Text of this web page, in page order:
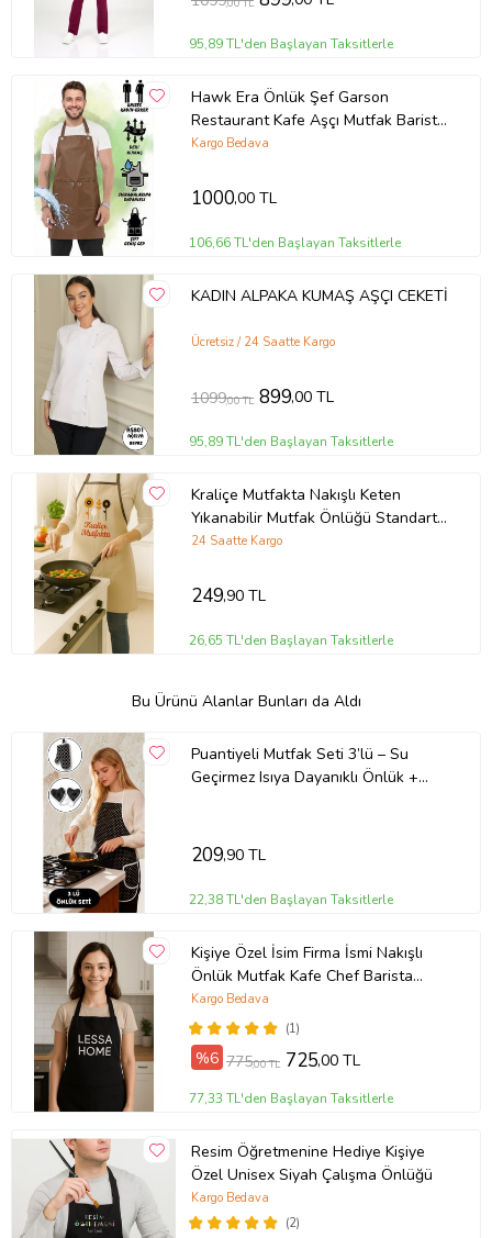
95,89 TL'den Başlayan Taksitlerle
Hawk Era Önlük Şef Garson
Restaurant Kafe Aşçı Mutfak Barista
Kuaför Deri iş Önlüğü İki Cepli
Kargo Bedava
1000,00 TL
106,66 TL'den Başlayan Taksitlerle
KADIN ALPAKA KUMAŞ AŞÇI CEKETİ
Ücretsiz / 24 Saatte Kargo
1099,00 TL 899,00 TL
95,89 TL'den Başlayan Taksitlerle
Kraliçe Mutfakta Nakışlı Keten
Yıkanabilir Mutfak Önlüğü Standart
Beden 1 Adet 50x70 cm (Çok Renkli)
24 Saatte Kargo
249,90 TL
26,65 TL'den Başlayan Taksitlerle
Bu Ürünü Alanlar Bunları da Aldı
Puantiyeli Mutfak Seti 3’lü – Su
Geçirmez Isıya Dayanıklı Önlük +
209,90 TL
22,38 TL'den Başlayan Taksitlerle
Kişiye Özel İsim Firma İsmi Nakışlı
Önlük Mutfak Kafe Chef Barista
Garson Kuaför Önlüğü Siyah (Düz
Siyah)
(1)
Kargo Bedava
%6 775,00 TL 725,00 TL
77,33 TL'den Başlayan Taksitlerle
Resim Öğretmenine Hediye Kişiye
Özel Unisex Siyah Çalışma Önlüğü
(2)
Kargo Bedava